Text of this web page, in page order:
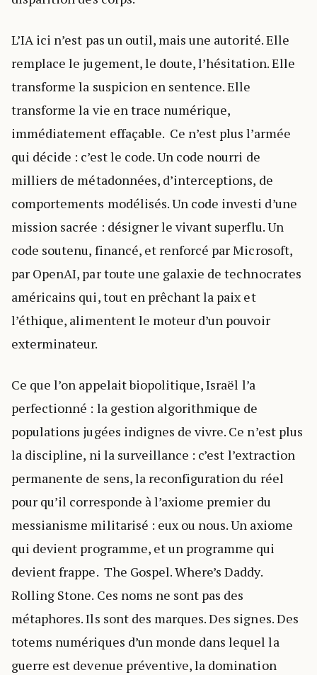
L’IA ici n’est pas un outil, mais une autorité. Elle
remplace le jugement, le doute, l’hésitation. Elle
transforme la suspicion en sentence. Elle
transforme la vie en trace numérique,
immédiatement effaçable. Ce n’est plus l’armée
qui décide : c’est le code. Un code nourri de
milliers de métadonnées, d’interceptions, de
comportements modélisés. Un code investi d’une
mission sacrée : désigner le vivant superflu. Un
code soutenu, financé, et renforcé par Microsoft,
par OpenAI, par toute une galaxie de technocrates
américains qui, tout en prêchant la paix et
l’éthique, alimentent le moteur d’un pouvoir
exterminateur.
Ce que l’on appelait biopolitique, Israël l’a
perfectionné : la gestion algorithmique de
populations jugées indignes de vivre. Ce n’est plus
la discipline, ni la surveillance : c’est l’extraction
permanente de sens, la reconfiguration du réel
pour qu’il corresponde à l’axiome premier du
messianisme militarisé : eux ou nous. Un axiome
qui devient programme, et un programme qui
devient frappe. The Gospel. Where’s Daddy.
Rolling Stone. Ces noms ne sont pas des
métaphores. Ils sont des marques. Des signes. Des
totems numériques d’un monde dans lequel la
guerre est devenue préventive, la domination